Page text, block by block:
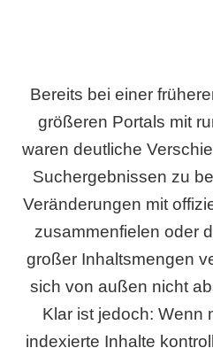
Bereits bei einer
größeren Portals mit
waren deutliche
Suchergebnissen zu
Veränderungen mit
zusammenfielen oder
großer Inhaltsmengen
sich von außen nicht
Klar ist jedoch: Wenn
indexierte Inhalte